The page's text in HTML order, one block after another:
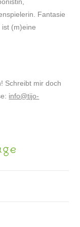
Fantasie
(m)eine
Schreibt mir doch
info@tijo-